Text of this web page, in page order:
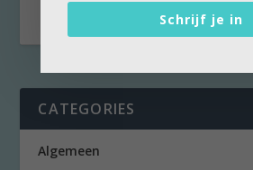
CATEGORIES
Algemeen
Schrijf je in